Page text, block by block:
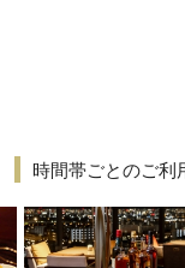
時間帯ごとのご利